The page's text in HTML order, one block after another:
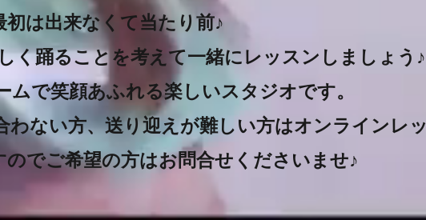
初は出来なくて当たり前♪
く踊ることを考えて一緒にレッスンしましょう♪
ムで笑顔あふれる楽しいスタジオです。
わない方、送り迎えが難しい方はオンラインレッ
でご希望の方はお問合せくださいませ♪